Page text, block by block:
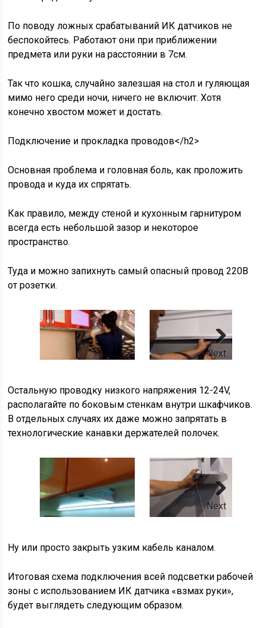
По поводу ложных срабатываний ИК датчиков не
беспокойтесь. Работают они при приближении
предмета или руки на расстоянии в 7см.
Так что кошка, случайно залезшая на стол и гуляющая
мимо него среди ночи, ничего не включит. Хотя
конечно хвостом может и достать.
Подключение и прокладка проводов</h2>
Основная проблема и головная боль, как проложить
провода и куда их спрятать.
Как правило, между стеной и кухонным гарнитуром
всегда есть небольшой зазор и некоторое
пространство.
Туда и можно запихнуть самый опасный провод 220В
от розетки.
Next
Остальную проводку низкого напряжения 12-24V,
располагайте по боковым стенкам внутри шкафчиков.
В отдельных случаях их даже можно запрятать в
технологические канавки держателей полочек.
Next
Ну или просто закрыть узким кабель каналом.
Итоговая схема подключения всей подсветки рабочей
зоны с использованием ИК датчика «взмах руки»,
будет выглядеть следующим образом.